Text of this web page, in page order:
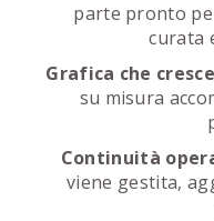
parte pronto
curata
Grafica che
su misura
Continuità
viene gestita,